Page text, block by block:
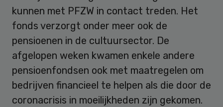
kunnen met PFZW in contact treden. Het
fonds verzorgt onder meer ook de
pensioenen in de cultuursector. De
afgelopen weken kwamen enkele andere
pensioenfondsen ook met maatregelen om
bedrijven financieel te helpen als die door de
coronacrisis in moeilijkheden zijn gekomen.